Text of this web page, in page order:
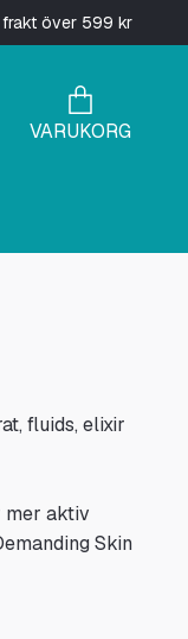
frakt över 599 kr
VARUKORG
fluids, elixir
mer aktiv
Skin